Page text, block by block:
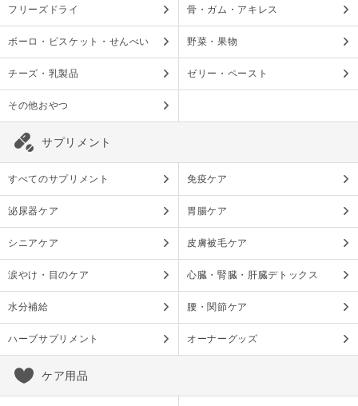
フリーズドライ 骨・ガム・アキレス
ボーロ・ビスケット・せんべい 野菜・果物
チーズ・乳製品 ゼリー・ペースト
その他おやつ
サプリメント
すべてのサプリメント 免疫ケア
泌尿器ケア 胃腸ケア
シニアケア 皮膚被毛ケア
涙やけ・目のケア 心臓・腎臓・肝臓デトックス
水分補給 腰・関節ケア
ハーブサプリメント オーナーグッズ
ケア用品